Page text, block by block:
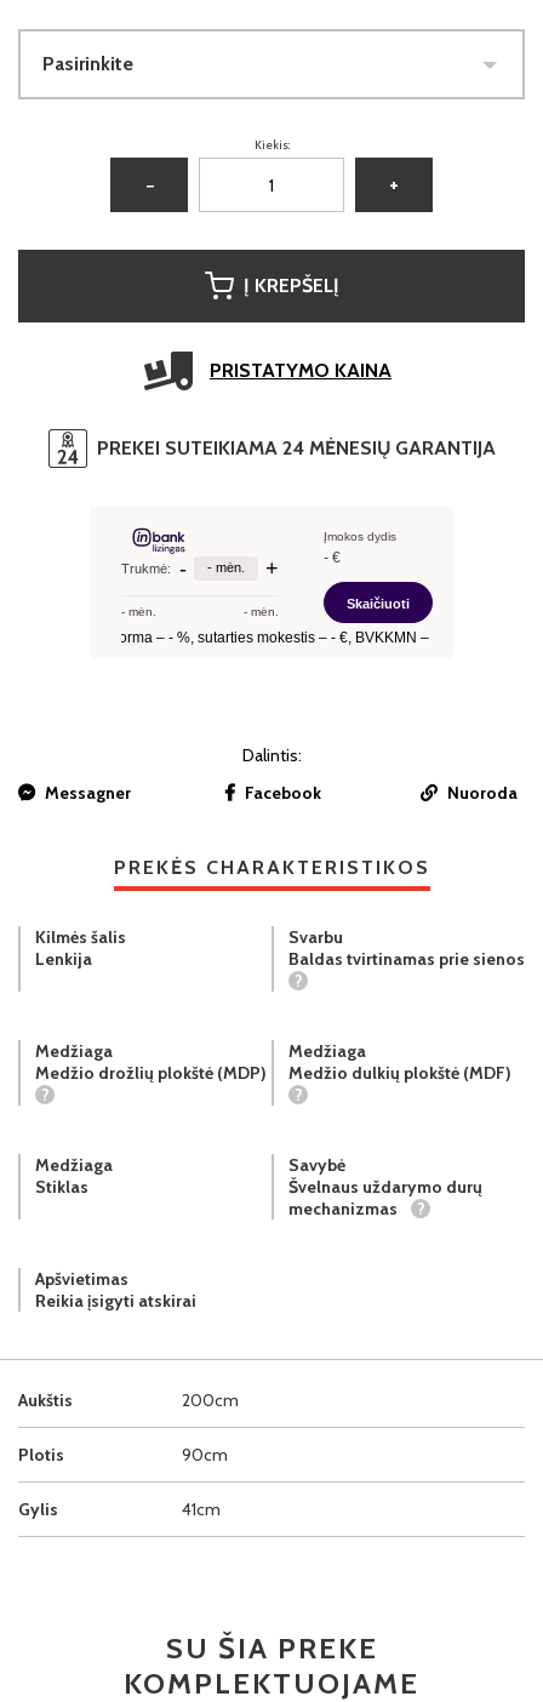
Pasirinkite
Kiekis:
− +
Į KREPŠELĮ
PRISTATYMO KAINA
PREKEI SUTEIKIAMA 24 MĖNESIŲ GARANTIJA
Dalintis:
Messagner
Facebook Nuoroda
PREKĖS CHARAKTERISTIKOS
Aukštis 200cm
Plotis 90cm
Gylis 41cm
Kilmės šalis
Lenkija
Svarbu
Baldas tvirtinamas prie sienos
?
Medžiaga
Medžio drožlių plokštė (MDP)
?
Medžiaga
Medžio dulkių plokštė (MDF)
?
Medžiaga
Stiklas
Savybė
Švelnaus uždarymo durų
mechanizmas
?
Apšvietimas
Reikia įsigyti atskirai
SU ŠIA PREKE
KOMPLEKTUOJAME